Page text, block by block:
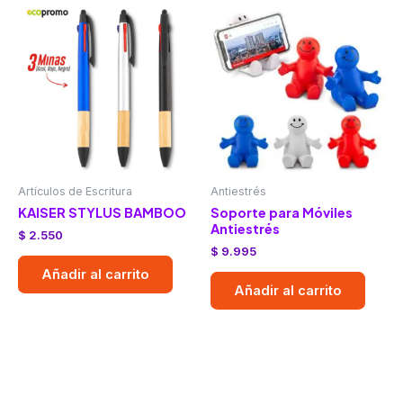
Artículos de Escritura
KAISER STYLUS BAMBOO
$ 2.550
Añadir al carrito
Antiestrés
Soporte para Móviles
Antiestrés
$ 9.995
Añadir al carrito